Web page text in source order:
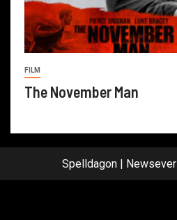
FILM
The November Man
Spelldagon | Newsever